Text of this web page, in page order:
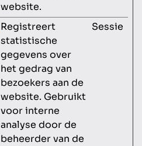
website.
Registreert
statistische
gegevens over
het gedrag van
bezoekers aan de
website. Gebruikt
voor interne
analyse door de
beheerder van de
Sessie